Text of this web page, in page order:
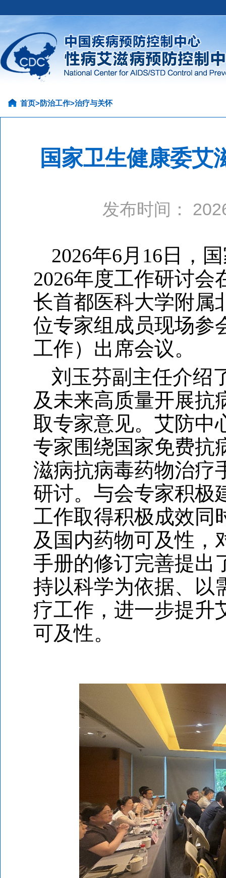
首页>防治工作>治疗与关怀
国家卫生健康委艾
发布时间：
2026年6月16日，
2026年度工作研讨
长首都医科大学附属
位专家组成员现场参
工作）出席会议。
刘玉芬副主任介绍
及未来高质量开展抗
取专家意见。艾防中
专家围绕国家免费抗
滋病抗病毒药物治疗
研讨。与会专家积极
工作取得积极成效同
及国内药物可及性，
手册的修订完善提出
持以科学为依据、以
疗工作，进一步提升
可及性。